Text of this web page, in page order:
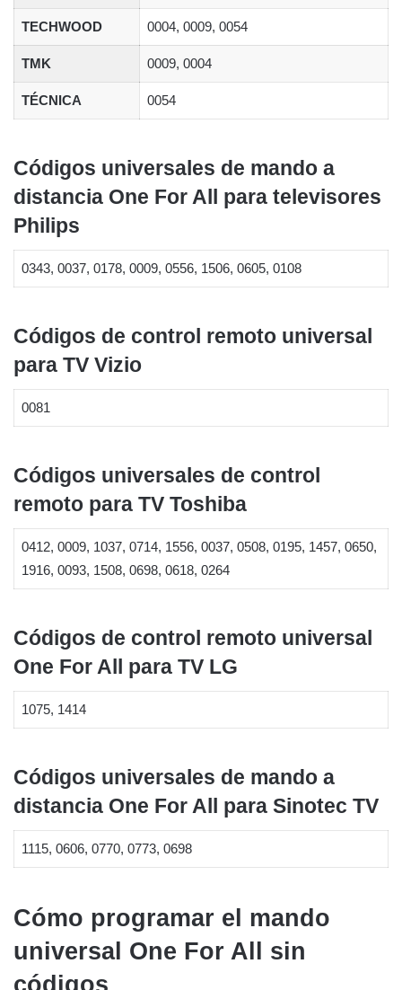
TECHWOOD 0004, 0009, 0054
TMK 0009, 0004
TÉCNICA 0054
Códigos universales de mando a
distancia One For All para televisores
Philips
0343, 0037, 0178, 0009, 0556, 1506, 0605, 0108
Códigos de control remoto universal
para TV Vizio
0081
Códigos universales de control
remoto para TV Toshiba
0412, 0009, 1037, 0714, 1556, 0037, 0508, 0195, 1457, 0650,
1916, 0093, 1508, 0698, 0618, 0264
Códigos de control remoto universal
One For All para TV LG
1075, 1414
Códigos universales de mando a
distancia One For All para Sinotec TV
1115, 0606, 0770, 0773, 0698
Cómo programar el mando
universal One For All sin
códigos